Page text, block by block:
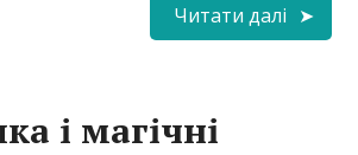
Читати далі
і магічні